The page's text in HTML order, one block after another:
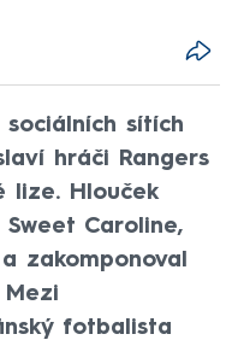
sítích
hráči Rangers
lize. Hlouček
Caroline,
zakomponoval
fotbalista